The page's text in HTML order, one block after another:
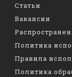
Статьи
Вакансии
Политика
Правила
Политика